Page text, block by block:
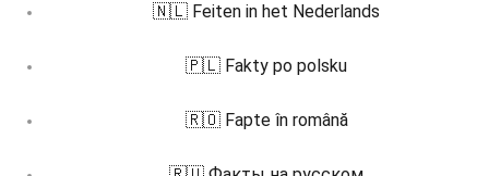
🇳🇱 Feiten in het Nederlands
🇵🇱 Fakty po polsku
🇷🇴 Fapte în română